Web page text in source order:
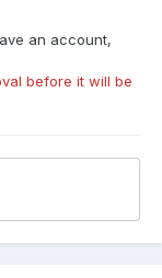
an account,
before it will be